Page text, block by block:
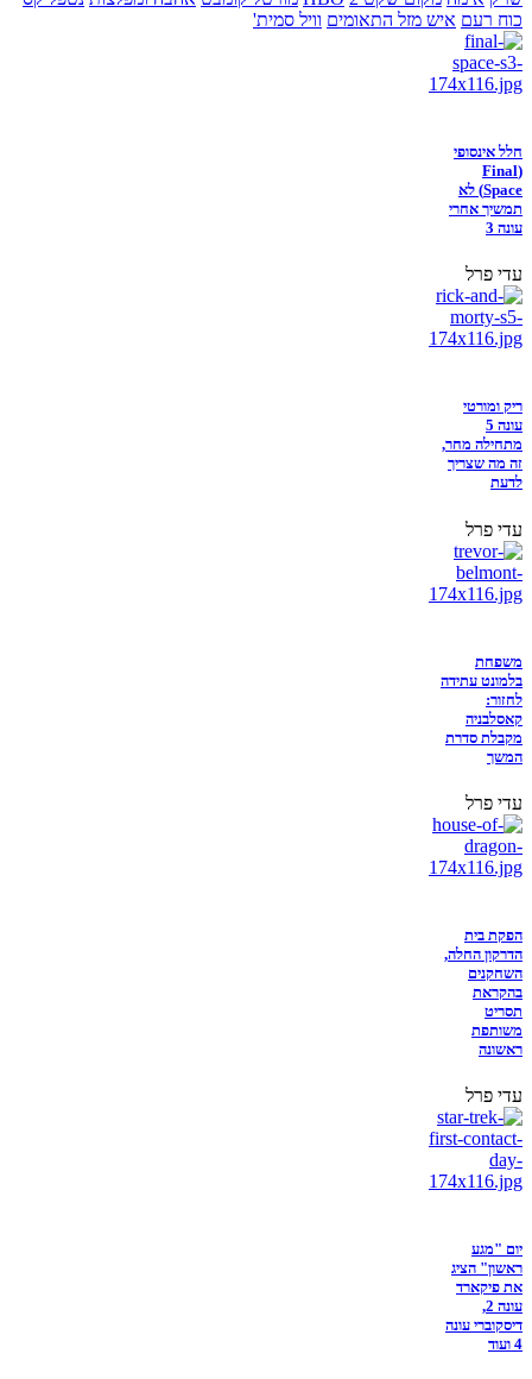
כוח רעם איש מזל התאומים וויל סמית'
חלל אינסופי
(Final
Space) לא
תמשיך אחרי
עונה 3
עדי פרל
ריק ומורטי
עונה 5
מתחילה מחר,
זה מה שצריך
לדעת
עדי פרל
משפחת
בלמונט עתידה
לחזור:
קאסלבניה
מקבלת סדרת
המשך
עדי פרל
הפקת בית
הדרקון החלה,
השחקנים
בהקראת
תסריט
משותפת
ראשונה
עדי פרל
יום "מגע
ראשון" הציג
את פיקארד
עונה 2,
דיסקוברי עונה
4 ועוד